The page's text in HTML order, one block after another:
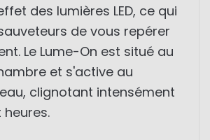
des lumières LED, ce qui
de vous repérer
Le Lume-On est situé au
et s'active au
clignotant intensément